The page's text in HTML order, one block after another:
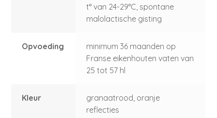
t° van 24-29°C, spontane
malolactische gisting
Opvoeding
minimum 36 maanden op
Franse eikenhouten vaten van
25 tot 57 hl
Kleur
granaatrood, oranje
reflecties